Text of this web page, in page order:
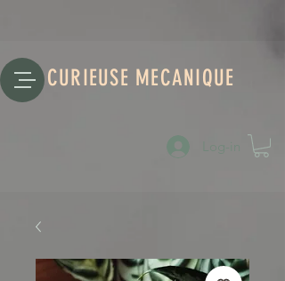
CURIEUSE MECANIQUE
Log-in